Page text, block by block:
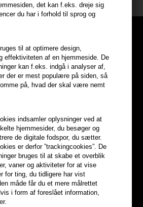
det kan f.eks. dreje sig
du har i forhold til sprog og
til at optimere design,
effektiviteten af en hjemmeside. De
kan f.eks. indgå i analyser af,
der er mest populære på siden, så
på, hvad der skal være nemt
indsamler oplysninger ved at
hjemmesider, du besøger og
de digitale fodspor, du sætter.
er derfor ”trackingcookies”. De
bruges til at skabe et overblik
vaner og aktiviteter for at vise
for ting, du tidligere har vist
måde får du et mere målrettet
i form af foreslået information,
bonuskroner